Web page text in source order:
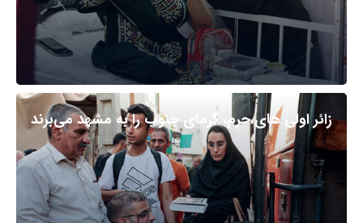
زائر اولی های حرم، گرمای جنوب را به مشهد می‌برند